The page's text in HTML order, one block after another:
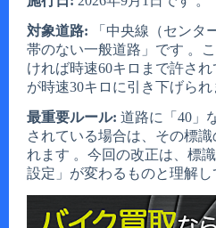
対象道路: 「中央線（センタ
帯のない一般道路」です 。
ければ時速60キロまで許さ
が時速30キロに引き下げられ
最重要ルール: 道路に「40」
されている場合は、その標
れます 。今回の改正は、標
設定」が変わるものと理解し